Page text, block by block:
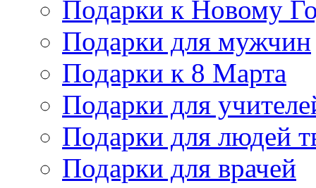
Подарки к Новому
Подарки для мужчин
Подарки к 8 Марта
Подарки для
Подарки для людей
Подарки для врачей